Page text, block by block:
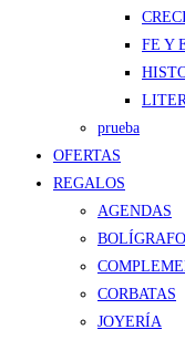
FE Y
prueba
OFERTAS
REGALOS
AGENDAS
CORBATAS
JOYERÍA